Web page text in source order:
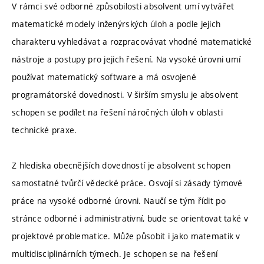
V rámci své odborné způsobilosti absolvent umí vytvářet
matematické modely inženýrských úloh a podle jejich
charakteru vyhledávat a rozpracovávat vhodné matematické
nástroje a postupy pro jejich řešení. Na vysoké úrovni umí
používat matematický software a má osvojené
programátorské dovednosti. V širším smyslu je absolvent
schopen se podílet na řešení náročných úloh v oblasti
technické praxe.
Z hlediska obecnějších dovedností je absolvent schopen
samostatné tvůrčí vědecké práce. Osvojí si zásady týmové
práce na vysoké odborné úrovni. Naučí se tým řídit po
stránce odborné i administrativní, bude se orientovat také v
projektové problematice. Může působit i jako matematik v
multidisciplinárních týmech. Je schopen se na řešení